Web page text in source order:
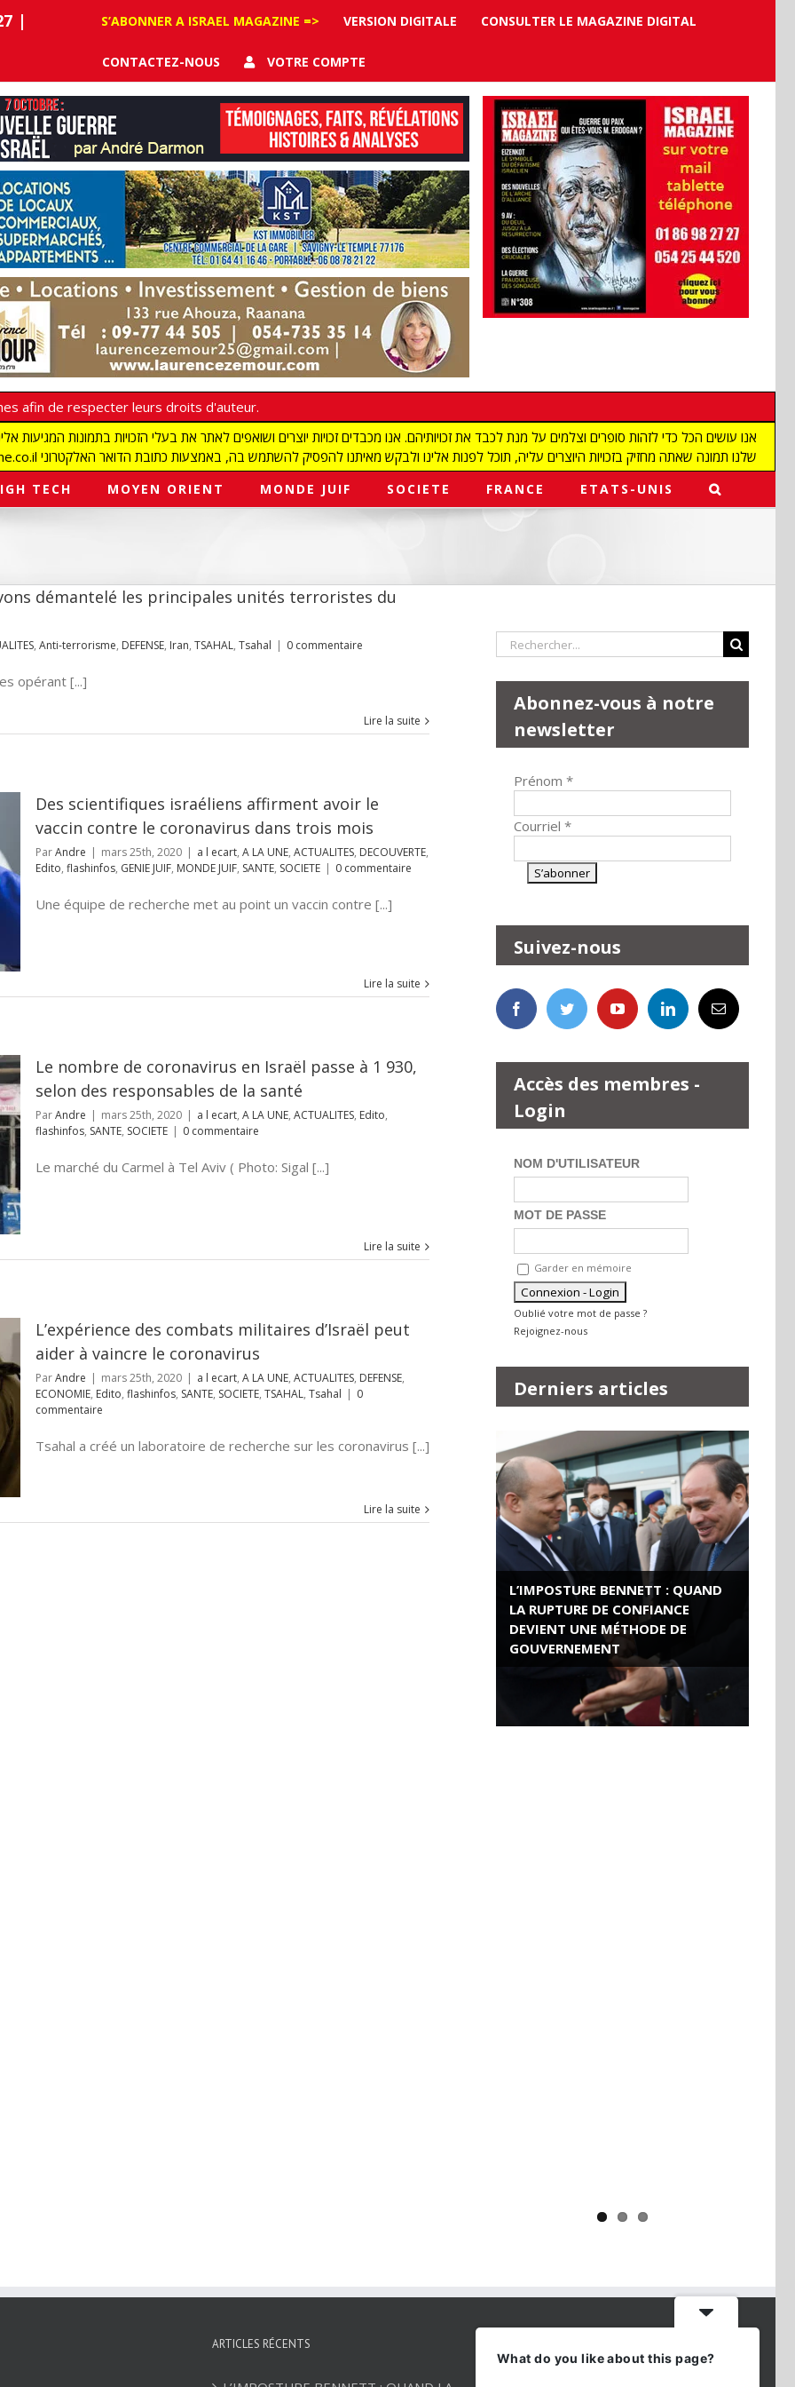
|
S’ABONNER A ISRAEL MAGAZINE => VERSION DIGITALE CONSULTER LE MAGAZINE DIGITAL
CONTACTEZ-NOUS VOTRE COMPTE
afin de respecter leurs droits d'auteur.
redaction@israelmagazine.co.il שלנו תמונה שאתה מחזיק בזכויות היוצרים עליה, תוכל לפנות אלינו ולבקש מאיתנו להפסיק להשתמש בה, באמצעות כתובת הדואר האלקטרוני
TECH MOYEN ORIENT MONDE JUIF SOCIETE FRANCE ETATS-UNIS
démantelé les principales unités terroristes du
, Anti-terrorisme, DEFENSE, Iran, TSAHAL, Tsahal | 0 commentaire
opérant [...]
Lire la suite
Des scientifiques israéliens affirment avoir le
vaccin contre le coronavirus dans trois mois
ParAndre | mars 25th, 2020 | a l ecart, A LA UNE, ACTUALITES, DECOUVERTE,
Edito, flashinfos, GENIE JUIF, MONDE JUIF, SANTE, SOCIETE | 0 commentaire
Une équipe de recherche met au point un vaccin contre [...]
Lire la suite
Le nombre de coronavirus en Israël passe à 1 930,
selon des responsables de la santé
ParAndre | mars 25th, 2020 | a l ecart, A LA UNE, ACTUALITES, Edito,
flashinfos, SANTE, SOCIETE | 0 commentaire
Le marché du Carmel à Tel Aviv ( Photo: Sigal [...]
Lire la suite
L’expérience des combats militaires d’Israël peut
aider à vaincre le coronavirus
ParAndre | mars 25th, 2020 | a l ecart, A LA UNE, ACTUALITES, DEFENSE,
ECONOMIE, Edito, flashinfos, SANTE, SOCIETE, TSAHAL, Tsahal | 0
commentaire
Tsahal a créé un laboratoire de recherche sur les coronavirus [...]
Lire la suite
Rechercher:
Abonnez-vous à notre
newsletter
Prénom *
Courriel *
Suivez-nous
Accès des membres -
Login
NOM D'UTILISATEUR
MOT DE PASSE
Garder en mémoire
Oublié votre mot de passe ?
Rejoignez-nous
Derniers articles
L’IMPOSTURE BENNETT : QUAND
LA RUPTURE DE CONFIANCE
DEVIENT UNE MÉTHODE DE
GOUVERNEMENT
ROSE VALLAND, HEROÏNE DE LA
RESISTANCE FRANÇAISE
ARTICLES RÉCENTS
What do you like about this page?